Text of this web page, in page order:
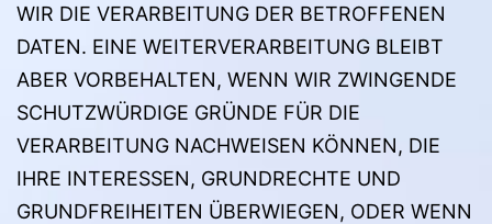
WIR DIE VERARBEITUNG DER BETROFFENEN
DATEN. EINE WEITERVERARBEITUNG BLEIBT
ABER VORBEHALTEN, WENN WIR ZWINGENDE
SCHUTZWÜRDIGE GRÜNDE FÜR DIE
VERARBEITUNG NACHWEISEN KÖNNEN, DIE
IHRE INTERESSEN, GRUNDRECHTE UND
GRUNDFREIHEITEN ÜBERWIEGEN, ODER WENN